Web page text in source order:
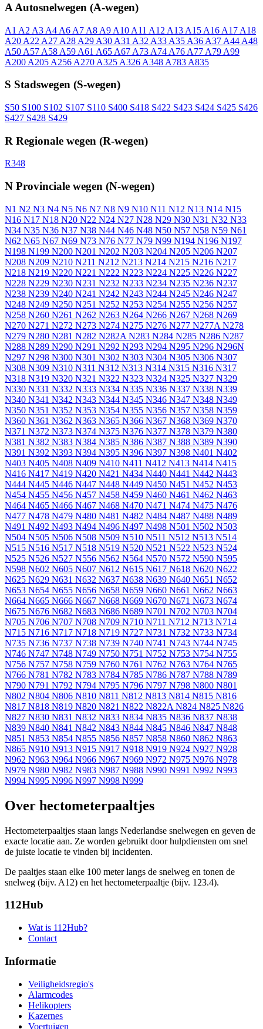
A Autosnelwegen (A-wegen)
A1 A2 A3 A4 A6 A7 A8 A9 A10 A11 A12 A13 A15 A16 A17 A18
A20 A22 A27 A28 A29 A30 A31 A32 A33 A35 A36 A37 A44 A48
A50 A57 A58 A59 A61 A65 A67 A73 A74 A76 A77 A79 A99
A200 A205 A256 A270 A325 A326 A348 A783 A835
S Stadswegen (S-wegen)
S50 S100 S102 S107 S110 S400 S418 S422 S423 S424 S425 S426
S427 S428 S429
R Regionale wegen (R-wegen)
R348
N Provinciale wegen (N-wegen)
N1 N2 N3 N4 N5 N6 N7 N8 N9 N10 N11 N12 N13 N14 N15
N16 N17 N18 N20 N22 N24 N27 N28 N29 N30 N31 N32 N33
N34 N35 N36 N37 N38 N44 N46 N48 N50 N57 N58 N59 N61
N62 N65 N67 N69 N73 N76 N77 N79 N99 N194 N196 N197
N198 N199 N200 N201 N202 N203 N204 N205 N206 N207
N208 N209 N210 N211 N212 N213 N214 N215 N216 N217
N218 N219 N220 N221 N222 N223 N224 N225 N226 N227
N228 N229 N230 N231 N232 N233 N234 N235 N236 N237
N238 N239 N240 N241 N242 N243 N244 N245 N246 N247
N248 N249 N250 N251 N252 N253 N254 N255 N256 N257
N258 N260 N261 N262 N263 N264 N266 N267 N268 N269
N270 N271 N272 N273 N274 N275 N276 N277 N277A N278
N279 N280 N281 N282 N282A N283 N284 N285 N286 N287
N288 N289 N290 N291 N292 N293 N294 N295 N296 N296N
N297 N298 N300 N301 N302 N303 N304 N305 N306 N307
N308 N309 N310 N311 N312 N313 N314 N315 N316 N317
N318 N319 N320 N321 N322 N323 N324 N325 N327 N329
N330 N331 N332 N333 N334 N335 N336 N337 N338 N339
N340 N341 N342 N343 N344 N345 N346 N347 N348 N349
N350 N351 N352 N353 N354 N355 N356 N357 N358 N359
N360 N361 N362 N363 N365 N366 N367 N368 N369 N370
N371 N372 N373 N374 N375 N376 N377 N378 N379 N380
N381 N382 N383 N384 N385 N386 N387 N388 N389 N390
N391 N392 N393 N394 N395 N396 N397 N398 N401 N402
N403 N405 N408 N409 N410 N411 N412 N413 N414 N415
N416 N417 N419 N420 N421 N434 N440 N441 N442 N443
N444 N445 N446 N447 N448 N449 N450 N451 N452 N453
N454 N455 N456 N457 N458 N459 N460 N461 N462 N463
N464 N465 N466 N467 N468 N470 N471 N474 N475 N476
N477 N478 N479 N480 N481 N482 N484 N487 N488 N489
N491 N492 N493 N494 N496 N497 N498 N501 N502 N503
N504 N505 N506 N508 N509 N510 N511 N512 N513 N514
N515 N516 N517 N518 N519 N520 N521 N522 N523 N524
N525 N526 N527 N556 N562 N564 N570 N572 N590 N595
N598 N602 N605 N607 N612 N615 N617 N618 N620 N622
N625 N629 N631 N632 N637 N638 N639 N640 N651 N652
N653 N654 N655 N656 N658 N659 N660 N661 N662 N663
N664 N665 N666 N667 N668 N669 N670 N671 N673 N674
N675 N676 N682 N683 N686 N689 N701 N702 N703 N704
N705 N706 N707 N708 N709 N710 N711 N712 N713 N714
N715 N716 N717 N718 N719 N727 N731 N732 N733 N734
N735 N736 N737 N738 N739 N740 N741 N743 N744 N745
N746 N747 N748 N749 N750 N751 N752 N753 N754 N755
N756 N757 N758 N759 N760 N761 N762 N763 N764 N765
N766 N781 N782 N783 N784 N785 N786 N787 N788 N789
N790 N791 N792 N794 N795 N796 N797 N798 N800 N801
N802 N804 N806 N810 N811 N812 N813 N814 N815 N816
N817 N818 N819 N820 N821 N822 N822A N824 N825 N826
N827 N830 N831 N832 N833 N834 N835 N836 N837 N838
N839 N840 N841 N842 N843 N844 N845 N846 N847 N848
N851 N853 N854 N855 N856 N857 N858 N860 N862 N863
N865 N910 N913 N915 N917 N918 N919 N924 N927 N928
N962 N963 N964 N966 N967 N969 N972 N975 N976 N978
N979 N980 N982 N983 N987 N988 N990 N991 N992 N993
N994 N995 N996 N997 N998 N999
Over hectometerpaaltjes
Hectometerpaaltjes staan langs Nederlandse snelwegen en geven de
exacte locatie aan. Ze worden gebruikt door hulpdiensten om snel
de juiste locatie te vinden bij incidenten.
De paaltjes staan elke 100 meter langs de snelweg en tonen de
snelweg (bijv. A12) en het hectometerpaaltje (bijv. 123.4).
112Hub
Wat is 112Hub?
Contact
Informatie
Veiligheidsregio's
Alarmcodes
Helikopters
Kazernes
Voertuigen